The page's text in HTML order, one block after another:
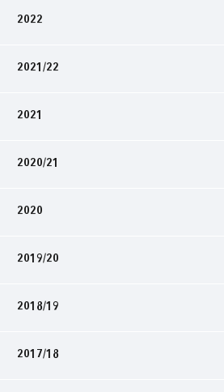
2022
2021/22
2021
2020/21
2020
2019/20
2018/19
2017/18